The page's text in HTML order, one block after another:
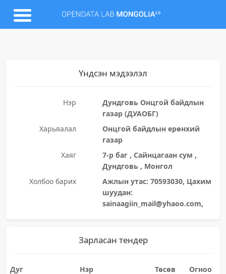
Үндсэн мэдээлэл
Нэр
Дундговь Онцгой байдлын
газар (ДУАОБГ)
Харьяалал
Онцгой байдлын ерөнхий
газар
Хаяг
7-р баг , Сайнцагаан сум ,
Дундговь , Монгол
Холбоо барих
Ажлын утас: 70593030, Цахим
шуудан:
sainaagiin_mail@yhaoo.com,
Зарласан тендер
Дуг
Нэр Төсөв Огноо